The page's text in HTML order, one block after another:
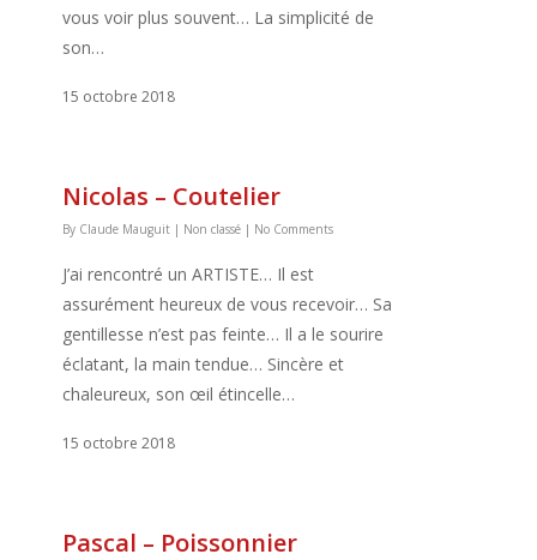
vous voir plus souvent… La simplicité de
son…
15 octobre 2018
Nicolas – Coutelier
By Claude Mauguit | Non classé | No Comments
J’ai rencontré un ARTISTE… Il est
assurément heureux de vous recevoir… Sa
gentillesse n’est pas feinte… Il a le sourire
éclatant, la main tendue… Sincère et
chaleureux, son œil étincelle…
15 octobre 2018
Pascal – Poissonnier